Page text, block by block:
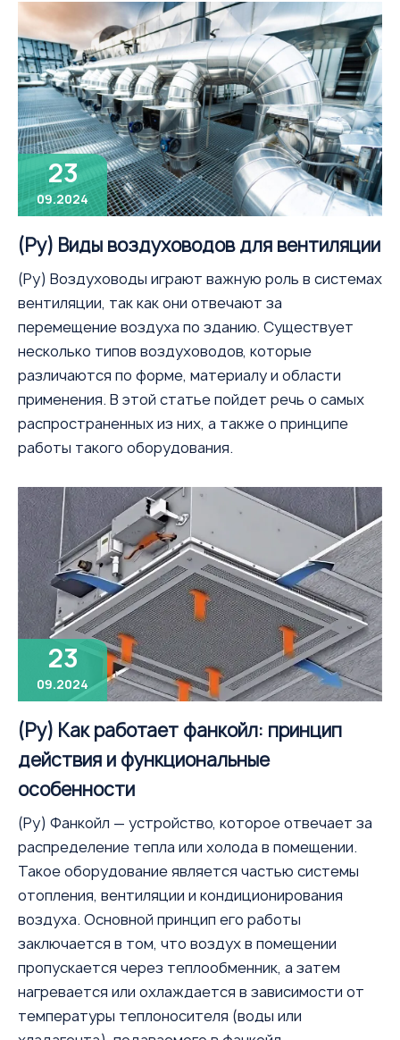
23
09.2024
(Ру) Виды воздуховодов для вентиляции
(Ру) Воздуховоды играют важную роль в системах
вентиляции, так как они отвечают за
перемещение воздуха по зданию. Существует
несколько типов воздуховодов, которые
различаются по форме, материалу и области
применения. В этой статье пойдет речь о самых
распространенных из них, а также о принципе
работы такого оборудования.
23
09.2024
(Ру) Как работает фанкойл: принцип
действия и функциональные
особенности
(Ру) Фанкойл — устройство, которое отвечает за
распределение тепла или холода в помещении.
Такое оборудование является частью системы
отопления, вентиляции и кондиционирования
воздуха. Основной принцип его работы
заключается в том, что воздух в помещении
пропускается через теплообменник, а затем
нагревается или охлаждается в зависимости от
температуры теплоносителя (воды или